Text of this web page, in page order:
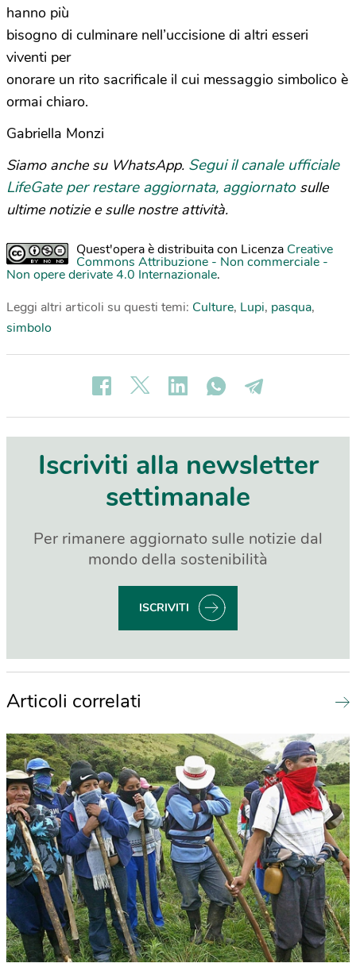
hanno più
bisogno di culminare nell’uccisione di altri esseri
viventi per
onorare un rito sacrificale il cui messaggio simbolico è
ormai chiaro.
Gabriella Monzi
Siamo anche su WhatsApp. Segui il canale ufficiale
LifeGate per restare aggiornata, aggiornato sulle
ultime notizie e sulle nostre attività.
Quest'opera è distribuita con Licenza Creative
Commons Attribuzione - Non commerciale -
Non opere derivate 4.0 Internazionale.
Leggi altri articoli su questi temi: Culture, Lupi, pasqua,
simbolo
Iscriviti alla newsletter
settimanale
Per rimanere aggiornato sulle notizie dal
mondo della sostenibilità
ISCRIVITI
Articoli correlati